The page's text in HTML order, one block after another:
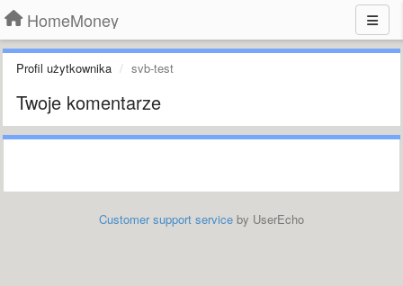
HomeMoney
Profil użytkownika svb-test
Twoje komentarze
Customer support service by UserEcho